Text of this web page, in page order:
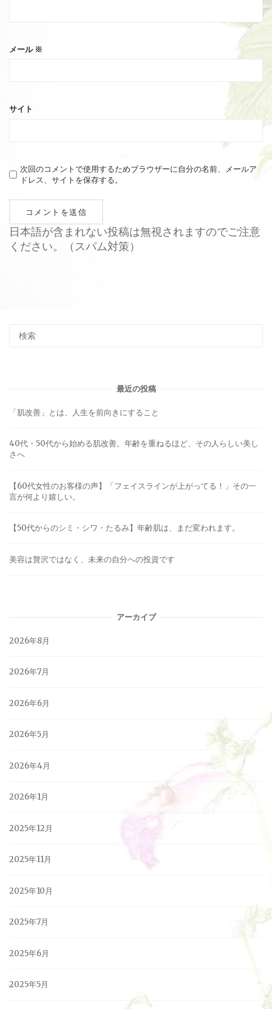
メール ※
サイト
次回のコメントで使用するためブラウザーに自分の名前、メールア
ドレス、サイトを保存する。
日本語が含まれない投稿は無視されますのでご注意
ください。（スパム対策）
最近の投稿
「肌改善」とは、人生を前向きにすること
40代・50代から始める肌改善。年齢を重ねるほど、その人らしい美し
さへ
【60代女性のお客様の声】「フェイスラインが上がってる！」その一
言が何より嬉しい。
【50代からのシミ・シワ・たるみ】年齢肌は、まだ変われます。
美容は贅沢ではなく、未来の自分への投資です
アーカイブ
2026年8月
2026年7月
2026年6月
2026年5月
2026年4月
2026年1月
2025年12月
2025年11月
2025年10月
2025年7月
2025年6月
2025年5月